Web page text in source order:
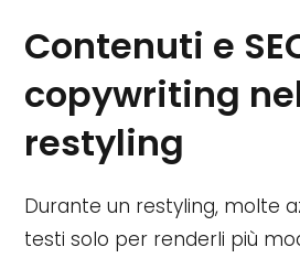
Contenuti e
copywriting
restyling
Durante un restyling, molte
testi solo per renderli più